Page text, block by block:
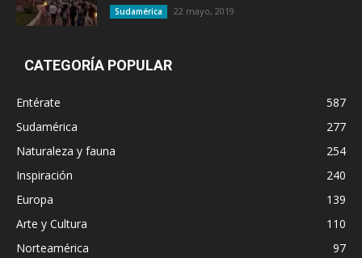
Sudamérica 22 mayo, 2019
CATEGORÍA POPULAR
Entérate
587
Sudamérica
277
Naturaleza y fauna
254
Inspiración
240
Europa
139
Arte y Cultura
110
Norteamérica
97